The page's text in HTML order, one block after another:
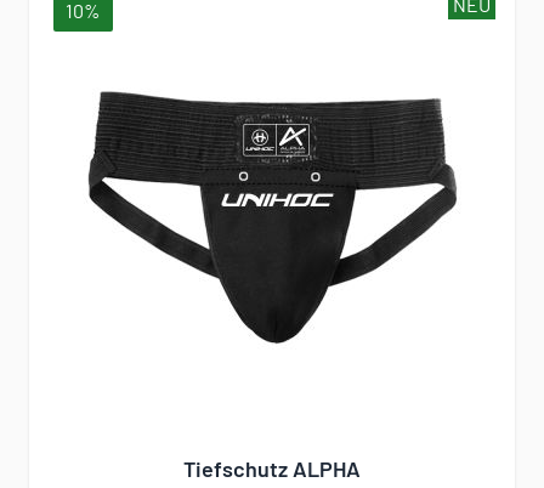
10%
Tiefschutz ALPHA